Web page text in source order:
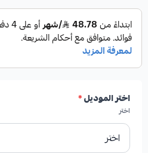
النوع:طقم جلد مقصات أمامية
الموديلات المتوافقة:
العدد:10 قطع (تغطي المقصات العلوية والسفلية)
اختر الموديل*
اختر